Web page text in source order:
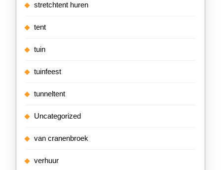
stretchtent huren
tent
tuin
tuinfeest
tunneltent
Uncategorized
van cranenbroek
verhuur